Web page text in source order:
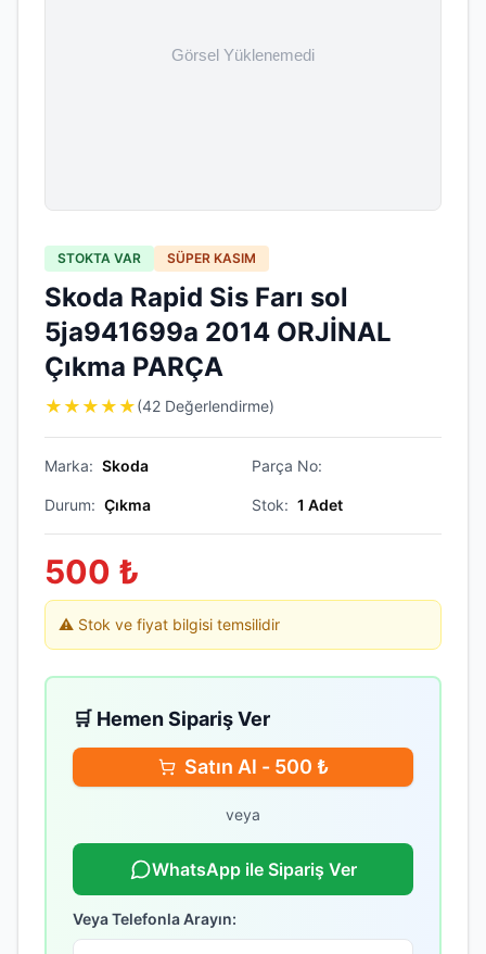
STOKTA VAR SÜPER KASIM
Skoda Rapid Sis Farı sol
5ja941699a 2014 ORJİNAL
Çıkma PARÇA
★ ★ ★ ★ ★(42 Değerlendirme)
Marka: Skoda Parça No:
Durum: Çıkma Stok: 1 Adet
500 ₺
⚠️ Stok ve fiyat bilgisi temsilidir
🛒 Hemen Sipariş Ver
Satın Al - 500 ₺
veya
WhatsApp ile Sipariş Ver
Veya Telefonla Arayın: